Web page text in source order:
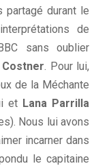
partagé durant le
de
sans oublier
Costner. Pour lui,
de la Méchante
et Lana Parrilla
Nous lui avons
incarner dans
le capitaine